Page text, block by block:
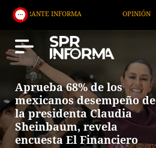
INFORMA
Aprueba 68% de los
mexicanos desempeño de
la presidenta Claudia
Sheinbaum, revela
encuesta El Financiero